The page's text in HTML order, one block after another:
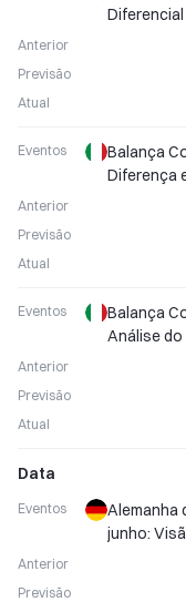
Anterior
Previsão
Atual
Eventos
Balança
Diferença
Anterior
Previsão
Atual
Eventos
Balança
Análise
Anterior
Previsão
Atual
Data
Eventos
Alemanha
junho:
Anterior
Previsão